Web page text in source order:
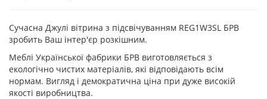
Cучасна Джулі вітрина з підсвічуванням REG1W3SL БРВ
зробить Ваш інтер'єр розкішним.
Меблі Української фабрики БРВ виготовляється з
екологічно чистих матеріалів, які відповідають всім
нормам. Вигляд і демократична ціна при дуже високій
якості виробництва.